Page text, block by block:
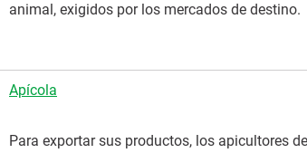
animal, exigidos por los mercados de destino.
Apícola
Para exportar sus productos, los apicultores